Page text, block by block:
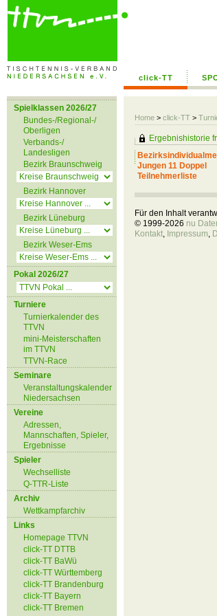
click-TT
Home > click-TT >
Spielklassen 2026/27
Bundes-/Regional-/
Oberligen
Verbands-/
Landesligen
Bezirk Braunschweig
Bezirk Hannover
Bezirk Lüneburg
Bezirk Weser-Ems
Pokal 2026/27
Turniere
Turnierkalender des
TTVN
mini-Meisterschaften
im TTVN
TTVN-Race
Seminare
Veranstaltungskalender
Niedersachsen
Vereine
Adressen,
Mannschaften, Spieler,
Ergebnisse
Spieler
Wechselliste
Q-TTR-Liste
Archiv
Wettkampfarchiv
Links
Homepage TTVN
click-TT DTTB
click-TT BaWü
click-TT Württemberg
click-TT Brandenburg
click-TT Bayern
click-TT Bremen
Ergebnishistorie
Jungen 11 Doppel
Teilnehmerliste
Für den Inhalt
© 1999-2026 nu
Kontakt, Impressum,